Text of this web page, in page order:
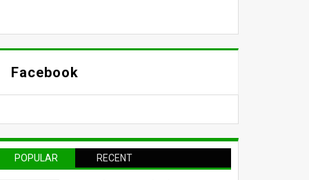
Facebook
POPULAR RECENT